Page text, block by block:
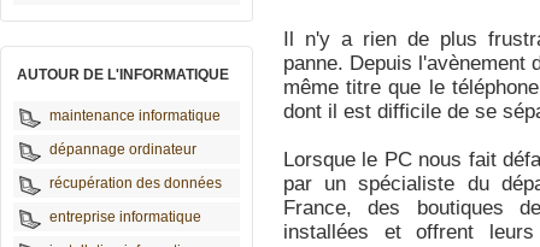
AUTOUR DE L'INFORMATIQUE
maintenance informatique
dépannage ordinateur
récupération des données
entreprise informatique
Il n'y a rien de plus
panne. Depuis l'avènement
même titre que le
dont il est difficile de se
Lorsque le PC nous fait
par un spécialiste du
France, des boutiques
installées et offrent